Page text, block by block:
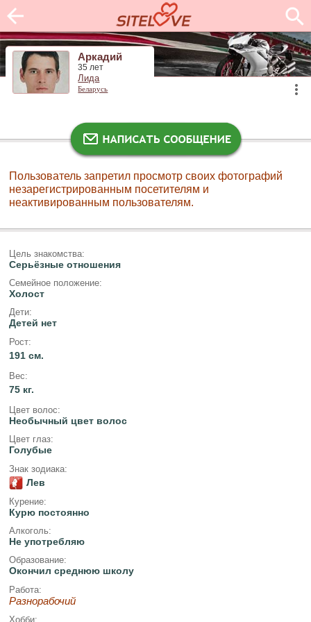
Аркадий
35 лет
Лида
Беларусь
Пользователь запретил просмотр своих фотографий
незарегистрированным посетителям и
неактивированным пользователям.
Цель знакомства:
Серьёзные отношения
Семейное положение:
Холост
Дети:
Детей нет
Рост:
191 см.
Вес:
75 кг.
Цвет волос:
Необычный цвет волос
Цвет глаз:
Голубые
Знак зодиака:
Лев
Курение:
Курю постоянно
Алкоголь:
Не употребляю
Образование:
Окончил среднюю школу
Работа:
Разнорабочий
Хобби: